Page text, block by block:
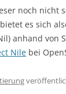
noch nicht
es sich
anhand von
Nile bei